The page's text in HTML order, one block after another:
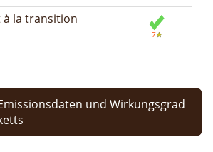
à la transition
und Wirkungsgrad